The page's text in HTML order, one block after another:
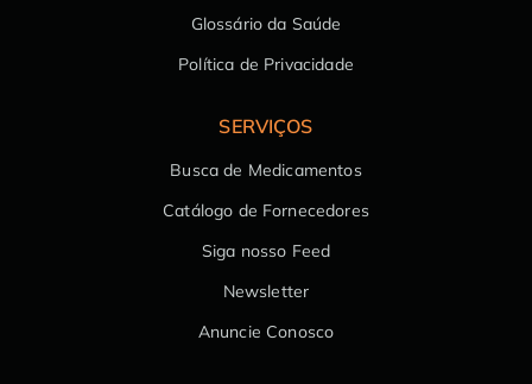
Glossário da Saúde
Política de Privacidade
SERVIÇOS
Busca de Medicamentos
Catálogo de Fornecedores
Siga nosso Feed
Newsletter
Anuncie Conosco